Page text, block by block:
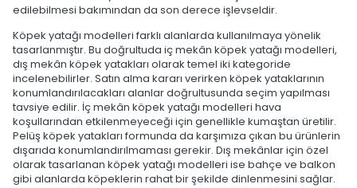
edilebilmesi bakımından da son derece işlevseldir.
Köpek yatağı modelleri farklı alanlarda kullanılmaya yönelik
tasarlanmıştır. Bu doğrultuda iç mekân köpek yatağı modelleri,
dış mekân köpek yatakları olarak temel iki kategoride
incelenebilirler. Satın alma kararı verirken köpek yataklarının
konumlandırılacakları alanlar doğrultusunda seçim yapılması
tavsiye edilir. İç mekân köpek yatağı modelleri hava
koşullarından etkilenmeyeceği için genellikle kumaştan üretilir.
Pelüş köpek yatakları formunda da karşımıza çıkan bu ürünlerin
dışarıda konumlandırılmaması gerekir. Dış mekânlar için özel
olarak tasarlanan köpek yatağı modelleri ise bahçe ve balkon
gibi alanlarda köpeklerin rahat bir şekilde dinlenmesini sağlar.